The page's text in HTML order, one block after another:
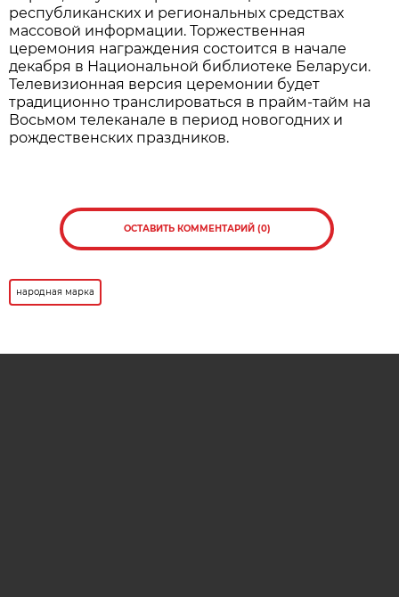
Нажмите для увеличения. Фото: АиФ
Все участники, корректно заполнившие анкеты,
становятся претендентами на получение одного
из 30 платиновых слитков. Их обладатели будут
определены методом случайного отбора на
заседании наблюдательного совета премии, а